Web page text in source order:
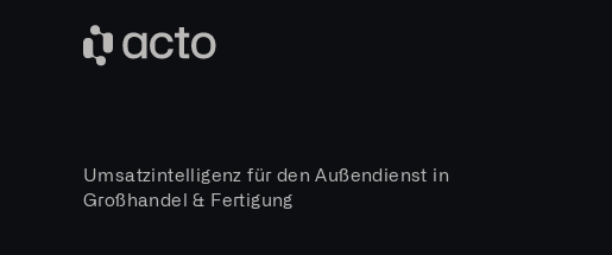
Umsatzintelligenz für den Außendienst in
Großhandel & Fertigung